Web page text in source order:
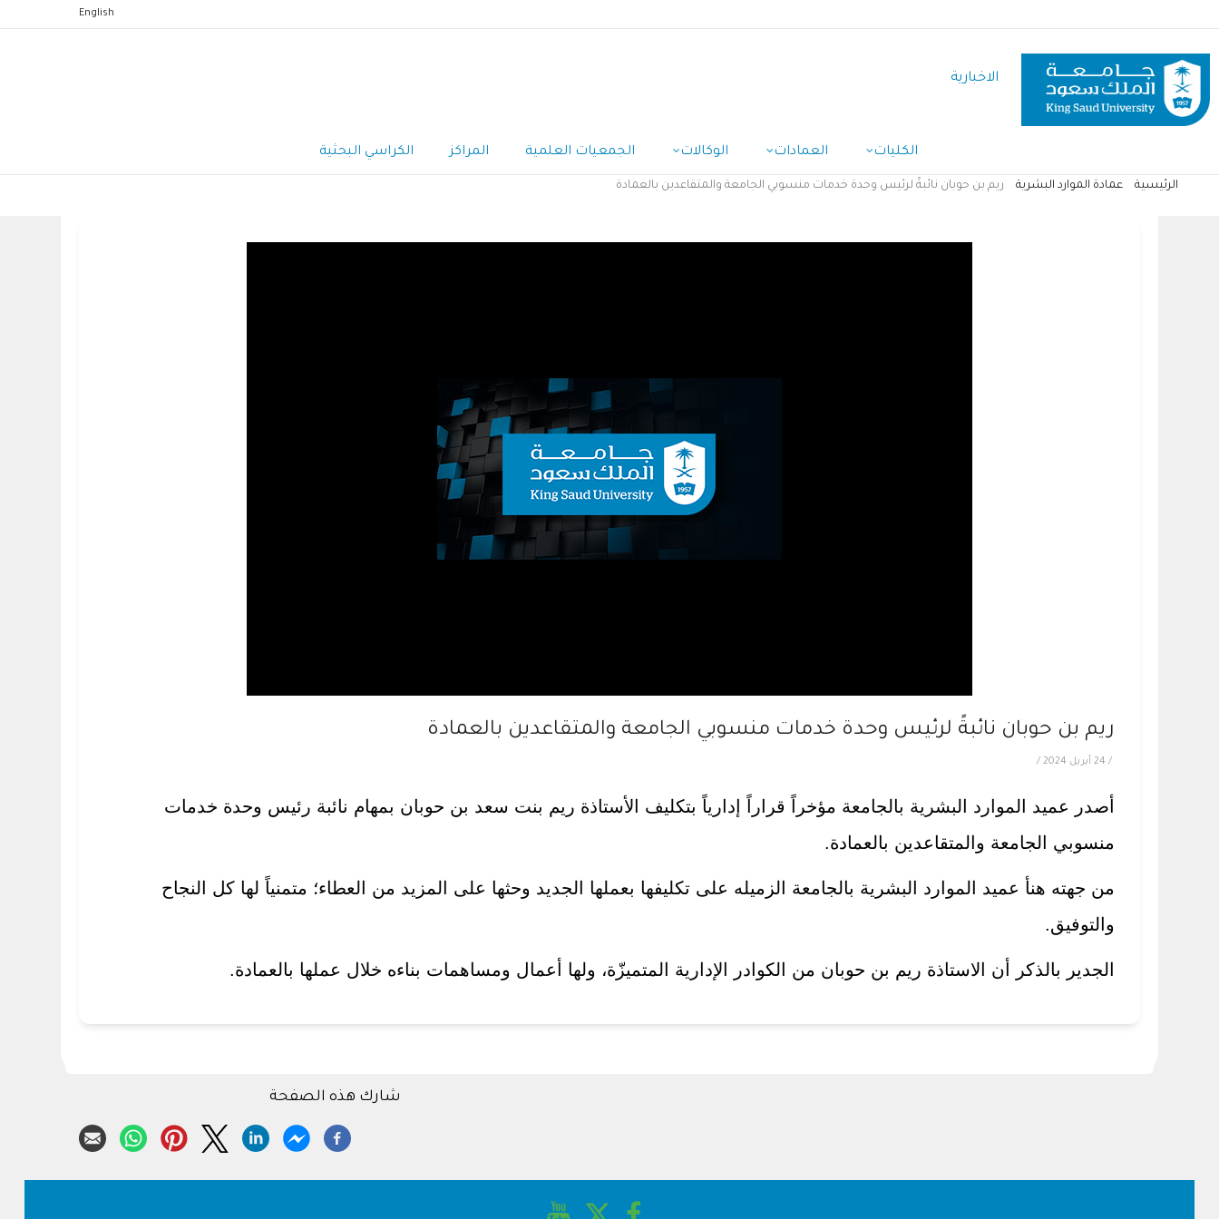
المحتوى
الرئيسي
English
الاخبارية
الكليات العمادات الوكالات الجمعيات العلمية المراكز الكراسي البحثية
الرئيسية عمادة الموارد البشرية ريم بن حوبان نائبةً لرئيس وحدة خدمات منسوبي الجامعة والمتقاعدين بالعمادة
ريم بن حوبان نائبةً لرئيس وحدة خدمات منسوبي الجامعة والمتقاعدين بالعمادة
/ 24 أبريل 2024 /
أصدر عميد الموارد البشرية بالجامعة مؤخراً قراراً إدارياً بتكليف الأستاذة ريم بنت سعد بن حوبان بمهام نائبة رئيس وحدة خدمات
منسوبي الجامعة والمتقاعدين بالعمادة.
من جهته هنأ عميد الموارد البشرية بالجامعة الزميله على تكليفها بعملها الجديد وحثها على المزيد من العطاء؛ متمنياً لها كل النجاح
والتوفيق.
الجدير بالذكر أن الاستاذة ريم بن حوبان من الكوادر الإدارية المتميزّة، ولها أعمال ومساهمات بناءه خلال عملها بالعمادة.
شارك هذه الصفحة